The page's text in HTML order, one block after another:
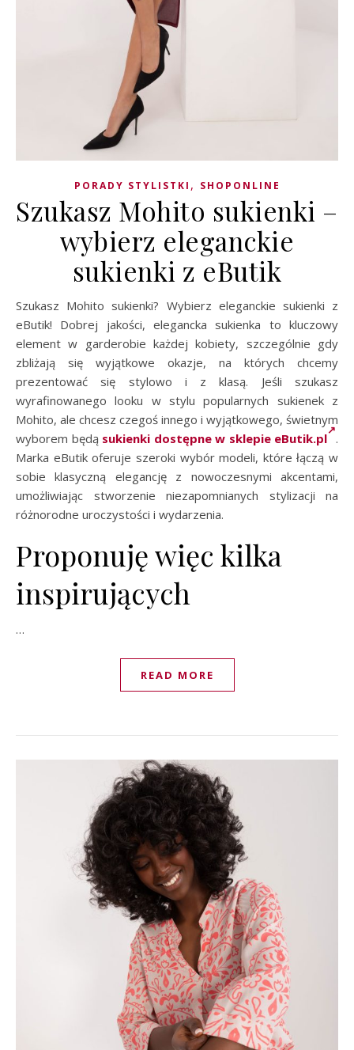
PORADY STYLISTKI , SHOPONLINE
Szukasz Mohito sukienki –
wybierz eleganckie
sukienki z eButik
Szukasz Mohito sukienki? Wybierz eleganckie sukienki z
eButik! Dobrej jakości, elegancka sukienka to kluczowy
element w garderobie każdej kobiety, szczególnie gdy
zbliżają się wyjątkowe okazje, na których chcemy
prezentować się stylowo i z klasą. Jeśli szukasz
wyrafinowanego looku w stylu popularnych sukienek z
Mohito, ale chcesz czegoś innego i wyjątkowego, świetnym
wyborem będą sukienki dostępne w sklepie eButik.pl .
Marka eButik oferuje szeroki wybór modeli, które łączą w
sobie klasyczną elegancję z nowoczesnymi akcentami,
umożliwiając stworzenie niezapomnianych stylizacji na
różnorodne uroczystości i wydarzenia.
Proponuję więc kilka
inspirujących
…
READ MORE